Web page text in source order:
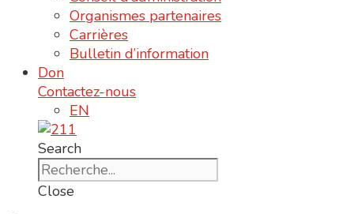
Organismes partenaires
Carrières
Bulletin d’information
Don
Contactez-nous
EN
Search
Close